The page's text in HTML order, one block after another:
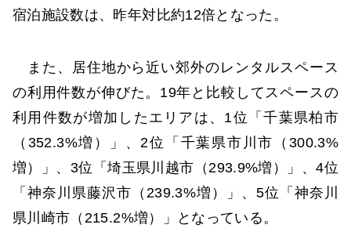
宿泊施設数は、昨年対比約12倍となった。
また、居住地から近い郊外のレンタルスペース
の利用件数が伸びた。19年と比較してスペースの
利用件数が増加したエリアは、1位「千葉県柏市
（352.3%増）」、2位「千葉県市川市（300.3%
増）」、3位「埼玉県川越市（293.9%増）」、4位
「神奈川県藤沢市（239.3%増）」、5位「神奈川
県川崎市（215.2%増）」となっている。